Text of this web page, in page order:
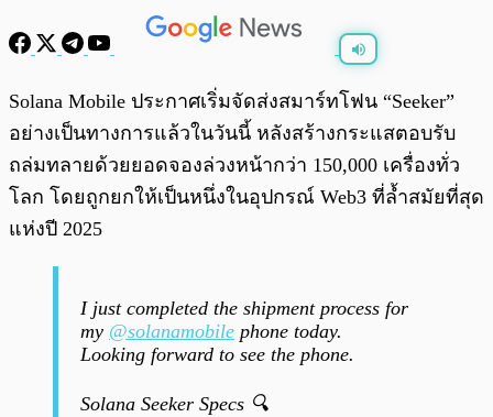
Solana Mobile ประกาศเริ่มจัดส่งสมาร์ทโฟน “Seeker”
อย่างเป็นทางการแล้วในวันนี้ หลังสร้างกระแสตอบรับ
ถล่มทลายด้วยยอดจองล่วงหน้ากว่า 150,000 เครื่องทั่ว
โลก โดยถูกยกให้เป็นหนึ่งในอุปกรณ์ Web3 ที่ล้ำสมัยที่สุด
แห่งปี 2025
I just completed the shipment process for
my @solanamobile phone today.
Looking forward to see the phone.
Solana Seeker Specs 🔍